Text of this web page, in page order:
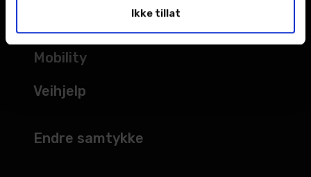
Ikke tillat
Mobility
Veihjelp
Endre samtykke